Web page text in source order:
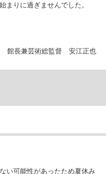
まりに過ぎませんでした。
館長兼芸術総監督 安江正也
い可能性があったため夏休み